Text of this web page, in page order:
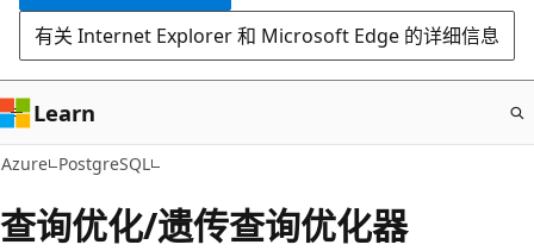
有关 Internet Explorer 和 Microsoft Edge 的详细信息
Learn
Azure PostgreSQL
查询优化/遗传查询优化器